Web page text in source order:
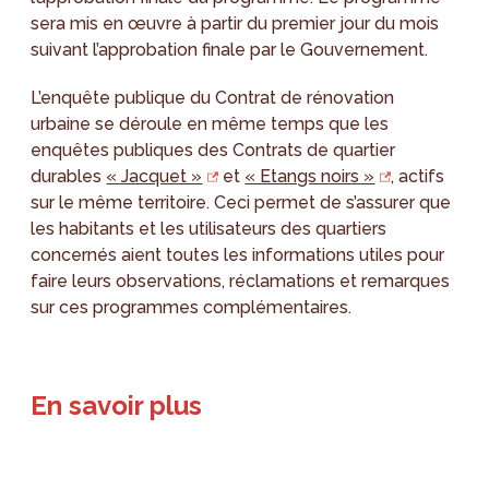
sera mis en œuvre à partir du premier jour du mois
suivant l’approbation finale par le Gouvernement.
L’enquête publique du Contrat de rénovation
urbaine se déroule en même temps que les
enquêtes publiques des Contrats de quartier
durables « Jacquet » et « Etangs noirs »
, actifs
sur le même territoire. Ceci permet de s’assurer que
les habitants et les utilisateurs des quartiers
concernés aient toutes les informations utiles pour
faire leurs observations, réclamations et remarques
sur ces programmes complémentaires.
En savoir plus